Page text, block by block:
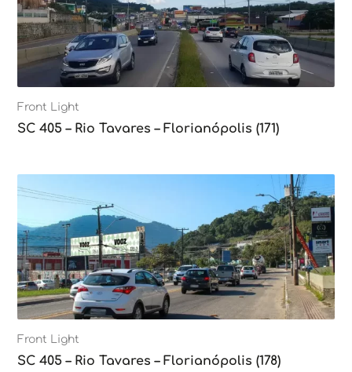
Front Light
SC 405 – Rio Tavares – Florianópolis (171)
Front Light
SC 405 – Rio Tavares – Florianópolis (178)